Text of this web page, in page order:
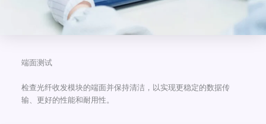
端面测试
检查光纤收发模块的端面并保持清洁，以实现更稳定的数据传
输、更好的性能和耐用性。